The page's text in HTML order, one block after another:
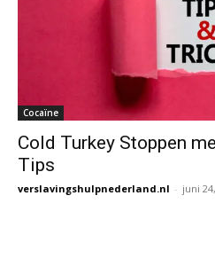
Cocaïne
Cold Turkey Stoppen
Tips
verslavingshulpnederland.nl - juni